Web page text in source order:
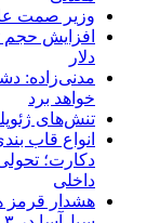
وزیر صمت
دلار
مدنی‌زاده:
خواهد برد
تنش‌های
انواع قاب
دکارت؛
داخلی